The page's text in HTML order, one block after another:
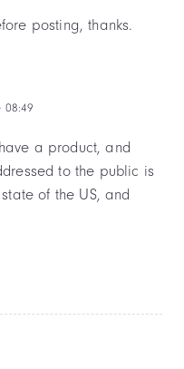
posting, thanks.
08:49
a product, and
to the public is
of the US, and